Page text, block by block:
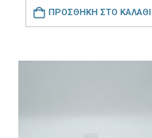
ΠΡΟΣΘΉΚΗ ΣΤΟ ΚΑΛΆΘΙ